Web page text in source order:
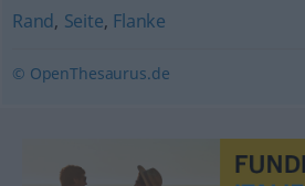
Rand, Seite, Flanke
© OpenThesaurus.de